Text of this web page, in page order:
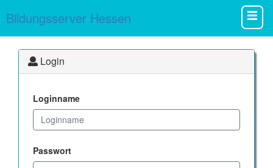
Bildungsserver Hessen
Login
Loginname
Passwort